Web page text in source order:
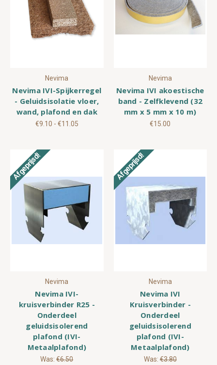
Nevima
Nevima IVI-Spijkerregel
- Geluidsisolatie vloer,
wand, plafond en dak
€9.10 - €11.05
Nevima
Nevima IVI akoestische
band - Zelfklevend (32
mm x 5 mm x 10 m)
€15.00
Afgeprijsd!
Nevima
Nevima IVI-
kruisverbinder R25 -
Onderdeel
geluidsisolerend
plafond (IVI-
Metaalplafond)
Was:€6.50
Afgeprijsd!
Nevima
Nevima IVI
Kruisverbinder -
Onderdeel
geluidsisolerend
plafond (IVI-
Metaalplafond)
Was:€3.80